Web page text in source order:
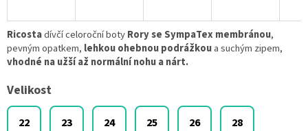
Velikost
22 23 24 25 26 28
Ricostadívčí celoroční botyRory se SympaTex membránou,
pevným opatkem, lehkou ohebnou podrážkoua suchým zipem,
vhodné na užší až normální nohu a nárt.